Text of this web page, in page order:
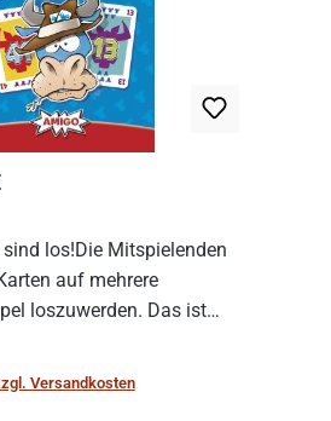
los!Die Mitspielenden
auf mehrere
loszuwerden. Das ist
denn die Differenz
Karte und der
Versandkosten